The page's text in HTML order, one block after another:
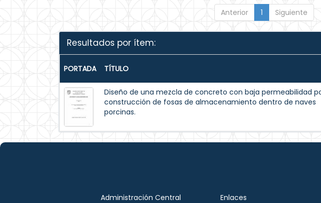
Anterior 1 Siguiente
Resultados por ítem:
PORTADA TÍTULO
Diseño de una mezcla de concreto con baja permeabilidad
construcción de fosas de almacenamiento dentro de naves
porcinas.
Administración Central
Enlaces